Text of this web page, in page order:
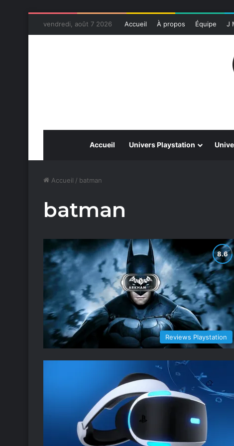
vendredi, août 7 2026 Accueil À propos Équipe J
Accueil Univers Playstation
Accueil / batman
batman
Reviews Playstation